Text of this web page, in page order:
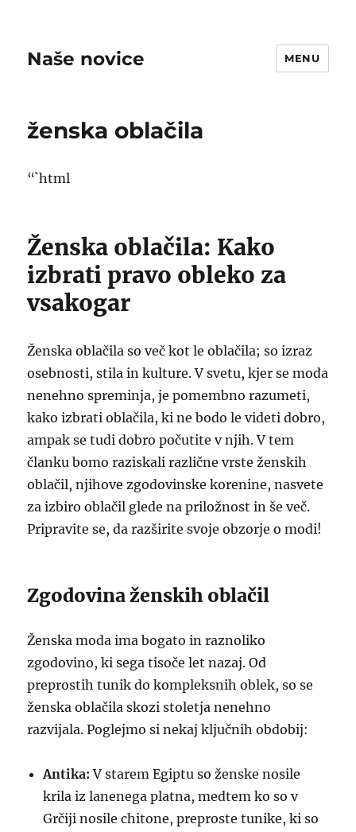
Naše novice MENU
ženska oblačila
“`html
Ženska oblačila: Kako
izbrati pravo obleko za
vsakogar
Ženska oblačila so več kot le oblačila; so izraz
osebnosti, stila in kulture. V svetu, kjer se moda
nenehno spreminja, je pomembno razumeti,
kako izbrati oblačila, ki ne bodo le videti dobro,
ampak se tudi dobro počutite v njih. V tem
članku bomo raziskali različne vrste ženskih
oblačil, njihove zgodovinske korenine, nasvete
za izbiro oblačil glede na priložnost in še več.
Pripravite se, da razširite svoje obzorje o modi!
Zgodovina ženskih oblačil
Ženska moda ima bogato in raznoliko
zgodovino, ki sega tisoče let nazaj. Od
preprostih tunik do kompleksnih oblek, so se
ženska oblačila skozi stoletja nenehno
razvijala. Poglejmo si nekaj ključnih obdobij:
Antika: V starem Egiptu so ženske nosile
krila iz lanenega platna, medtem ko so v
Grčiji nosile chitone, preproste tunike, ki so